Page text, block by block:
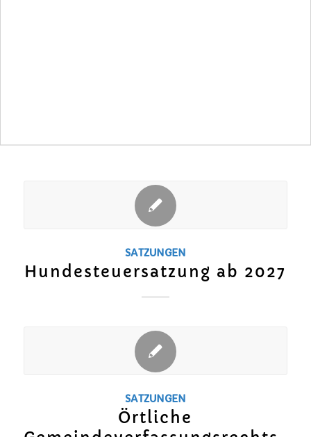
SATZUNGEN
Hundesteuersatzung ab 2027
SATZUNGEN
Örtliche